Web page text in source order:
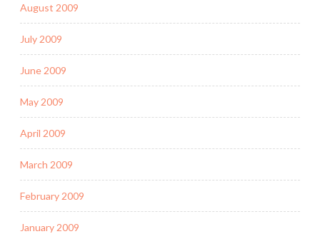
August 2009
July 2009
June 2009
May 2009
April 2009
March 2009
February 2009
January 2009